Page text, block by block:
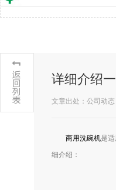
详细介绍
文章出处：公司动态
​商用洗碗机是
细介绍：